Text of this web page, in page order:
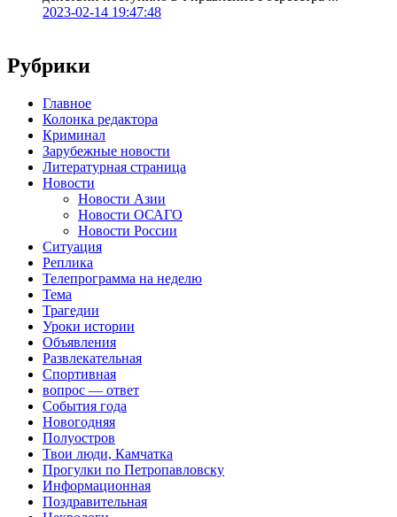
2023-02-14 19:47:48
Рубрики
Главное
Колонка редактора
Криминал
Зарубежные новости
Литературная страница
Новости
Новости Азии
Новости ОСАГО
Новости России
Ситуация
Реплика
Телепрограмма на неделю
Тема
Трагедии
Уроки истории
Объявления
Развлекательная
Спортивная
вопрос — ответ
События года
Новогодняя
Полуостров
Твои люди, Камчатка
Прогулки по Петропавловску
Информационная
Поздравительная